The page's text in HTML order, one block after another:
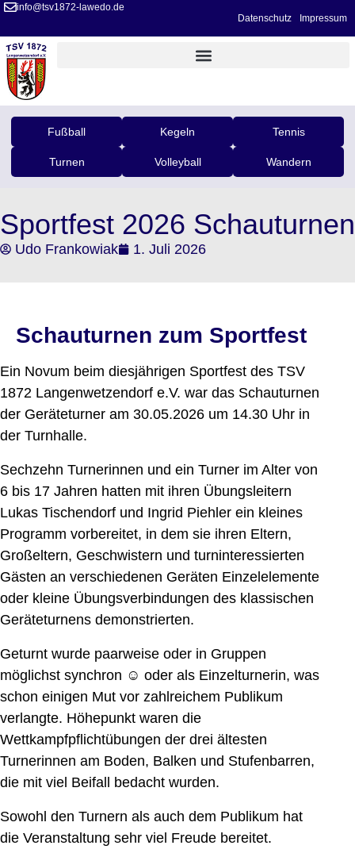
info@tsv1872-lawedo.de
Datenschutz
Impressum
Fußball Kegeln Tennis
Turnen Volleyball Wandern
Sportfest 2026 Schauturnen
Udo Frankowiak 1. Juli 2026
Schauturnen zum Sportfest
Ein Novum beim diesjährigen Sportfest des TSV
1872 Langenwetzendorf e.V. war das Schauturnen
der Geräteturner am 30.05.2026 um 14.30 Uhr in
der Turnhalle.
Sechzehn Turnerinnen und ein Turner im Alter von
6 bis 17 Jahren hatten mit ihren Übungsleitern
Lukas Tischendorf und Ingrid Piehler ein kleines
Programm vorbereitet, in dem sie ihren Eltern,
Großeltern, Geschwistern und turninteressierten
Gästen an verschiedenen Geräten Einzelelemente
oder kleine Übungsverbindungen des klassischen
Geräteturnens demonstrierten.
Geturnt wurde paarweise oder in Gruppen
möglichst synchron ☺ oder als Einzelturnerin, was
schon einigen Mut vor zahlreichem Publikum
verlangte. Höhepunkt waren die
Wettkampfpflichtübungen der drei ältesten
Turnerinnen am Boden, Balken und Stufenbarren,
die mit viel Beifall bedacht wurden.
Sowohl den Turnern als auch dem Publikum hat
die Veranstaltung sehr viel Freude bereitet.